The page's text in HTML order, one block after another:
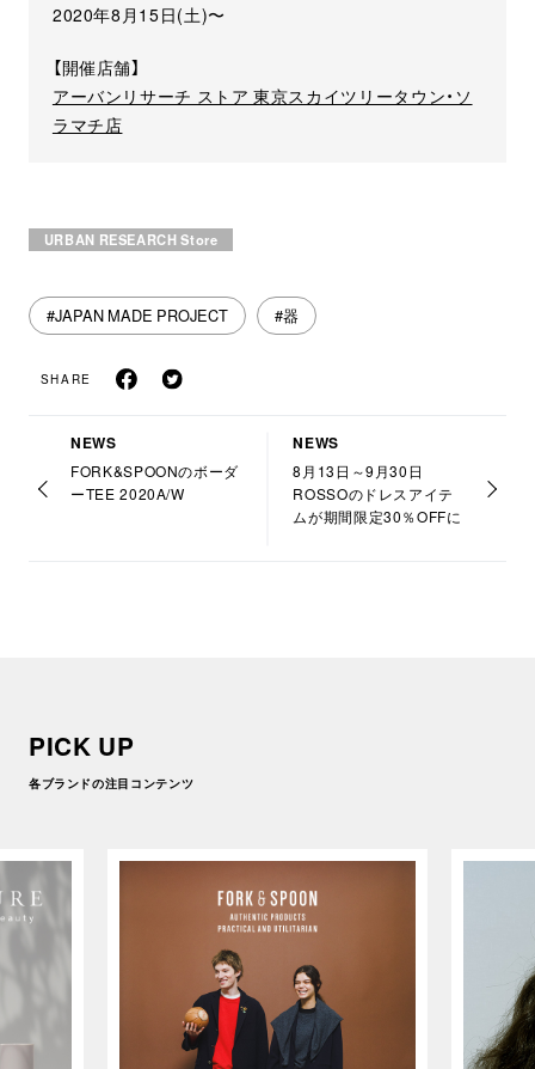
2020年8月15日(土)〜
【開催店舗】
アーバンリサーチ ストア 東京スカイツリータウン・ソ
ラマチ店
URBAN RESEARCH Store
#JAPAN MADE PROJECT #器
SHARE
NEWS
FORK&SPOONのボーダ
ーTEE 2020A/W
NEWS
8月13日～9月30日
ROSSOのドレスアイテ
ムが期間限定30％OFFに
PICK UP
各ブランドの注目コンテンツ